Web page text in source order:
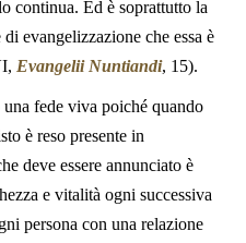
continua. Ed è soprattutto la
evangelizzazione che essa è
Evangelii Nuntiandi, 15).
fede viva poiché quando
è reso presente in
deve essere annunciato è
e vitalità ogni successiva
persona con una relazione